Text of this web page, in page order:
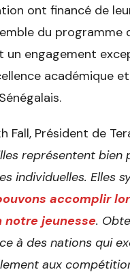
ont financé de
du programme
un engagement
académique
Fall, Président de
représentent bien
individuelles. Elles
accomplir
notre jeunesse.
à des nations qui
aux